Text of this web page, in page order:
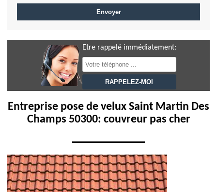
Etre rappelé immédiatement:
Entreprise pose de velux Saint Martin Des
Champs 50300: couvreur pas cher